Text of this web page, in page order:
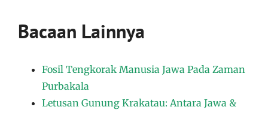
Bacaan Lainnya
Fosil Tengkorak Manusia Jawa Pada Zaman
Purbakala
Letusan Gunung Krakatau: Antara Jawa &